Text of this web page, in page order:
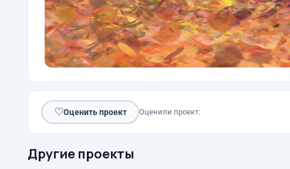
♡Оценить проект Оценили проект:
Другие проекты